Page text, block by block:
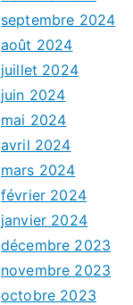
septembre 2024
août 2024
juillet 2024
juin 2024
mai 2024
avril 2024
mars 2024
février 2024
janvier 2024
décembre 2023
novembre 2023
octobre 2023